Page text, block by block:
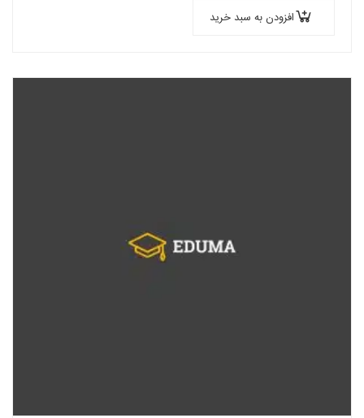
افزودن به سبد خرید